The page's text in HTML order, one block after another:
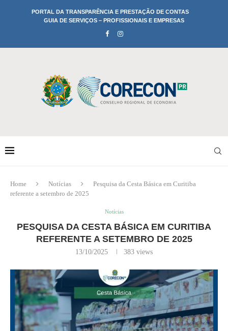
PORTAL DA TRANSPARÊNCIA E PRESTAÇÃO DE CONTAS
GUIA DE SERVIÇOS – PROFISSIONAIS E EMPRESAS
Home Notícias
Pesquisa da Cesta Básica em Curitiba
referente a setembro de 2025
Notícias
PESQUISA DA CESTA BÁSICA EM CURITIBA
REFERENTE A SETEMBRO DE 2025
13/10/2025 383 views